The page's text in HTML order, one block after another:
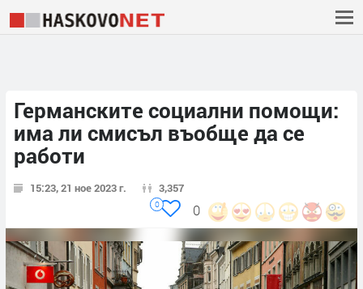
Германските социални помощи:
има ли смисъл въобще да се
работи
15:23, 21 ное 2023 г. 3,357
0
0